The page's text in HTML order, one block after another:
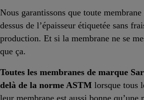
Nous garantissons que toute
dessus de l’épaisseur étiquetée sans
production. Et si la membrane ne se
que ça.
Toutes les membranes de marque
delà de la norme ASTM lorsque tous
leur membrane est aussi bonne qu’une